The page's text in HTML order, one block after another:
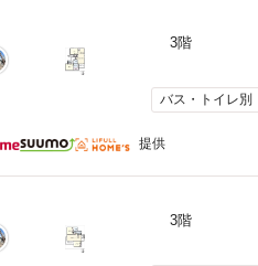
3階
バス・トイレ別
提供
3階